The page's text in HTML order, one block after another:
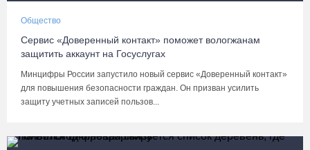
Общество
Сервис «Доверенный контакт» поможет вологжанам
защитить аккаунт на Госуслугах
Минцифры России запустило новый сервис «Доверенный контакт»
для повышения безопасности граждан. Он призван усилить
защиту учетных записей пользов...